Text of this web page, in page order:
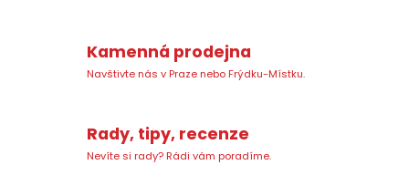
Kamenná prodejna
Navštivte nás v Praze nebo Frýdku-Místku.
Rady, tipy, recenze
Nevíte si rady? Rádi vám poradíme.